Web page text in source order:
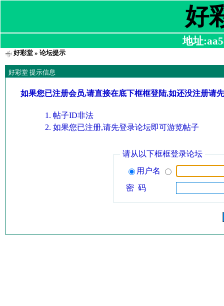
好
地址
好彩堂» 论坛提示
好彩堂 提示信息
如果您已注册会员,请直接在底下框框登陆,如还没注册请
帖子ID非法
如果您已注册,请先登录论坛即可游览帖子
请从以下框框登录论坛
用户名
密 码